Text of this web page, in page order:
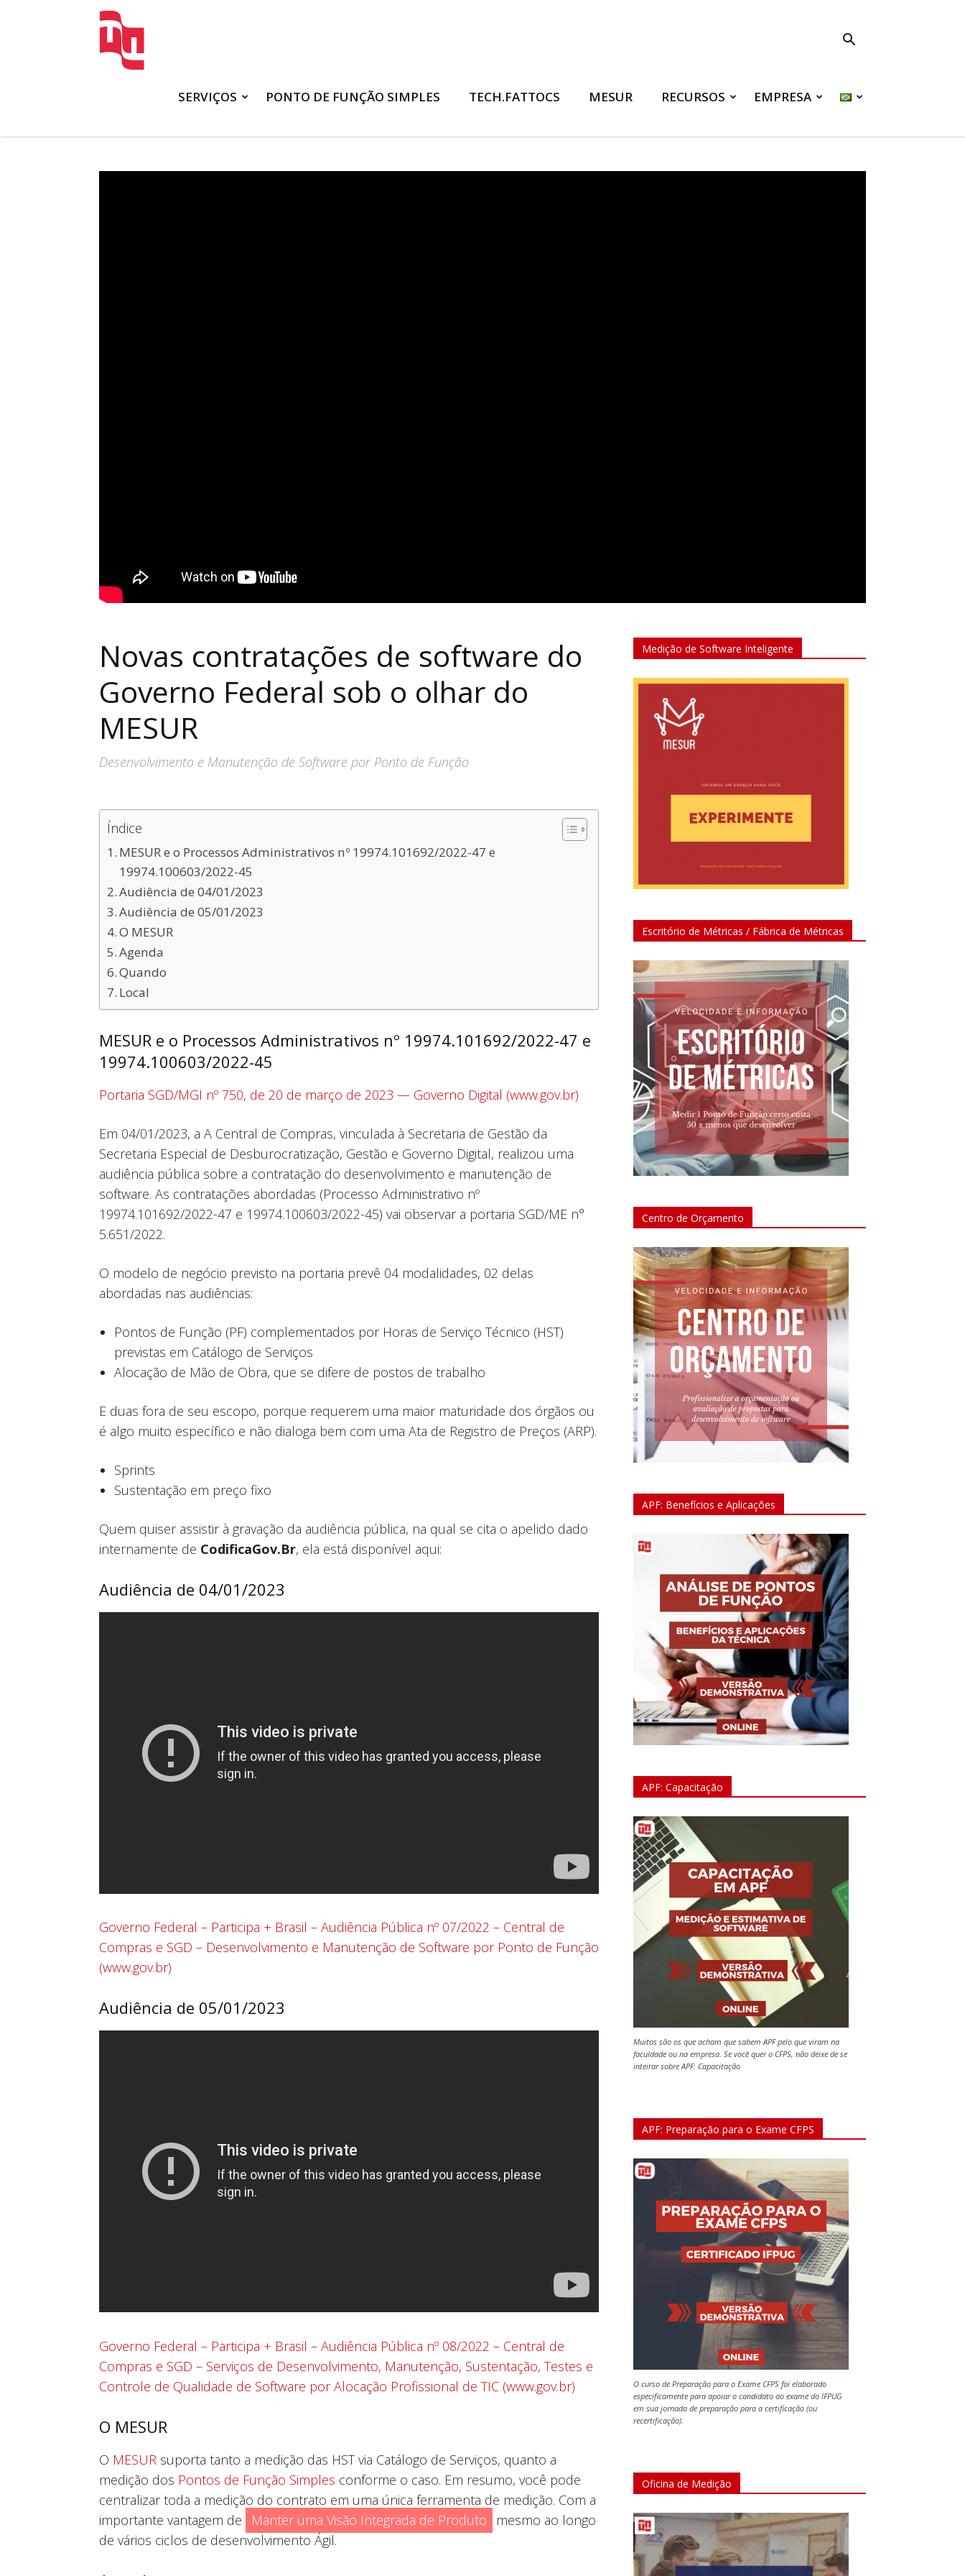
SERVIÇOS PONTO DE FUNÇÃO SIMPLES TECH.FATTOCS MESUR RECURSOS EMPRESA
Novas contratações de software do
Governo Federal sob o olhar do
MESUR
Desenvolvimento e Manutenção de Software por Ponto de Função
Índice
MESUR e o Processos Administrativos nº 19974.101692/2022-47 e
19974.100603/2022-45
Audiência de 04/01/2023
Audiência de 05/01/2023
O MESUR
Agenda
Quando
Local
MESUR e o Processos Administrativos nº 19974.101692/2022-47 e
19974.100603/2022-45
Portaria SGD/MGI nº 750, de 20 de março de 2023 — Governo Digital (www.gov.br)
Em 04/01/2023, a A Central de Compras, vinculada à Secretaria de Gestão da
Secretaria Especial de Desburocratização, Gestão e Governo Digital, realizou uma
audiência pública sobre a contratação do desenvolvimento e manutenção de
software. As contratações abordadas (Processo Administrativo nº
19974.101692/2022-47 e 19974.100603/2022-45) vai observar a portaria SGD/ME n°
5.651/2022.
O modelo de negócio previsto na portaria prevê 04 modalidades, 02 delas
abordadas nas audiências:
Pontos de Função (PF) complementados por Horas de Serviço Técnico (HST)
previstas em Catálogo de Serviços
Alocação de Mão de Obra, que se difere de postos de trabalho
E duas fora de seu escopo, porque requerem uma maior maturidade dos órgãos ou
é algo muito específico e não dialoga bem com uma Ata de Registro de Preços (ARP).
Sprints
Sustentação em preço fixo
Quem quiser assistir à gravação da audiência pública, na qual se cita o apelido dado
internamente de CodificaGov.Br, ela está disponível aqui:
Audiência de 04/01/2023
Governo Federal – Participa + Brasil – Audiência Pública nº 07/2022 – Central de
Compras e SGD – Desenvolvimento e Manutenção de Software por Ponto de Função
(www.gov.br)
Audiência de 05/01/2023
Governo Federal – Participa + Brasil – Audiência Pública nº 08/2022 – Central de
Compras e SGD – Serviços de Desenvolvimento, Manutenção, Sustentação, Testes e
Controle de Qualidade de Software por Alocação Profissional de TIC (www.gov.br)
O MESUR
O MESUR suporta tanto a medição das HST via Catálogo de Serviços, quanto a
medição dos Pontos de Função Simples conforme o caso. Em resumo, você pode
centralizar toda a medição do contrato em uma única ferramenta de medição. Com a
importante vantagem de
Manter uma Visão Integrada de Produto
mesmo ao longo
de vários ciclos de desenvolvimento Ágil.
Medição de Software Inteligente
Escritório de Métricas / Fábrica de Métricas
Centro de Orçamento
APF: Benefícios e Aplicações
APF: Capacitação
Muitos são os que acham que sabem APF pelo que viram na
faculdade ou na empresa. Se você quer o CFPS, não deixe de se
inteirar sobre APF: Capacitação
APF: Preparação para o Exame CFPS
O curso de Preparação para o Exame CFPS foi elaborado
especificamente para apoiar o candidato ao exame do IFPUG
em sua jornada de preparação para a certificação (ou
recertificação).
Oficina de Medição